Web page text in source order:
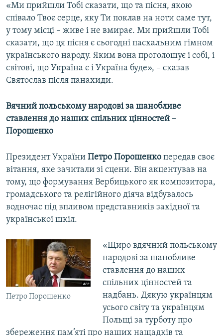
«Ми прийшли Тобі сказати, що та пісня, якою
співало Твоє серце, яку Ти поклав на ноти саме тут,
у тому місці – живе і не вмирає. Ми прийшли Тобі
сказати, що ця пісня є сьогодні пасхальним гімном
українського народу. Яким вона проголошує і собі, і
світові, що Україна є і Україна буде», – сказав
Святослав після панахиди.
Вячний польському народові за шанобливе
ставлення до наших спільних цінностей –
Порошенко
Президент України Петро Порошенко передав своє
вітання, яке зачитали зі сцени. Він акцентував на
тому, що формування Вербицького як композитора,
громадського та релігійного діяча відбувалось
водночас під впливом представників західної та
української шкіл.
Петро Порошенко
«Щиро вдячний польському
народові за шанобливе
ставлення до наших
спільних цінностей та
надбань. Дякую українцям
усього світу та українцям
Польщі за турботу про
збереження пам’яті про наших нащадків та